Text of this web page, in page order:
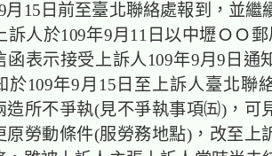
月15日前至臺北聯絡處報到，並繼
於109年9月11日以中壢ＯＯ郵
函表示接受上訴人109年9月9日通
於109年9月15日至上訴人臺北聯
造所不爭執(見不爭執事項㈤)，可
原勞動條件(服勞務地點)，改至上